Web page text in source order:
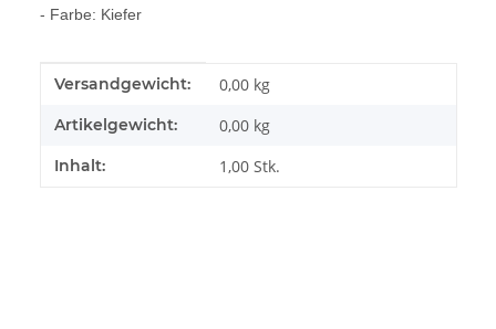
- Farbe: Kiefer
Produkteigenschaft
Wert
Versandgewicht: 0,00 kg
Artikelgewicht: 0,00 kg
Inhalt: 1,00 Stk.